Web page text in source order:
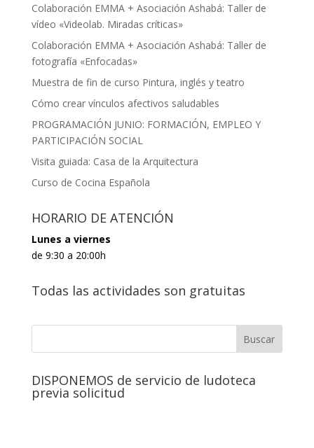
Colaboración EMMA + Asociación Ashabá: Taller de
vídeo «Videolab. Miradas críticas»
Colaboración EMMA + Asociación Ashabá: Taller de
fotografía «Enfocadas»
Muestra de fin de curso Pintura, inglés y teatro
Cómo crear vínculos afectivos saludables
PROGRAMACIÓN JUNIO: FORMACIÓN, EMPLEO Y
PARTICIPACIÓN SOCIAL
Visita guiada: Casa de la Arquitectura
Curso de Cocina Española
HORARIO DE ATENCIÓN
Lunes a viernes
de 9:30 a 20:00h
Todas las actividades son gratuitas
DISPONEMOS de servicio de ludoteca
previa solicitud